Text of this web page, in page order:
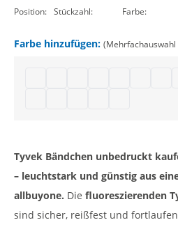
Position: Stückzahl: Farbe:
Farbe hinzufügen: (Mehrfachauswahl
Tyvek Bändchen unbedruckt
– leuchtstark und günstig aus
allbuyone. Die fluoreszierenden
sind sicher, reißfest und